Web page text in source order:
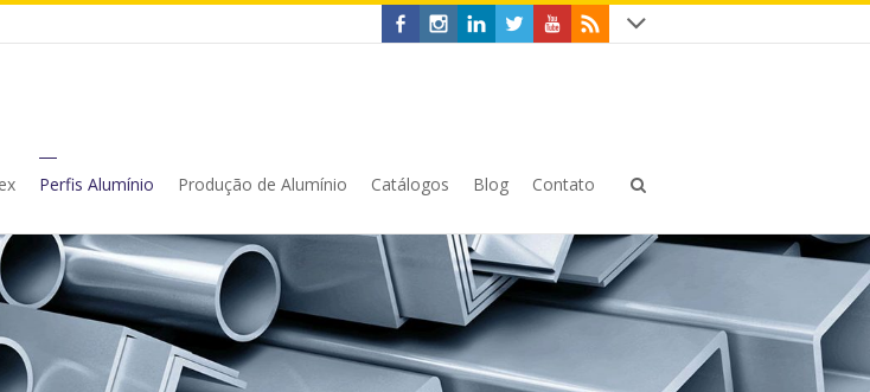
Perfis Alumínio Produção de Alumínio Catálogos Blog Contato